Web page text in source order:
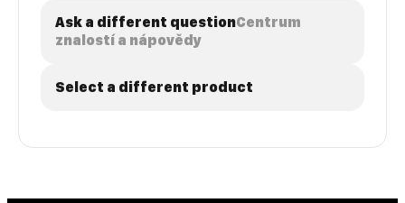
Ask a different questionCentrum
znalostí a nápovědy
Select a different product